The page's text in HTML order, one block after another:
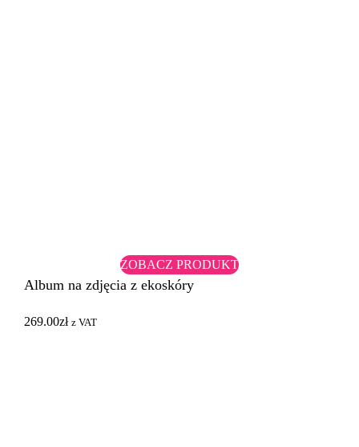
ZOBACZ PRODUKT
Album na zdjęcia z ekoskóry
269.00zł z VAT